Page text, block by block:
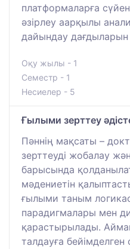
платформаларға
әзірлеу аарқылы
дайындау
Оқу жылы - 1
Семестр - 1
Несиелер - 5
Ғылыми зерттеу
Пәннің мақсаты –
зерттеуді жобалау
барысында
мәдениетін
ғылыми таным
парадигмалары мен
қарастырылады.
талдауға